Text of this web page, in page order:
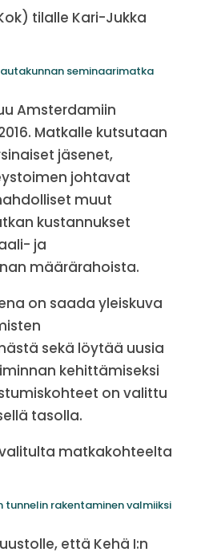
tilalle Kari-Jukka
seminaarimatka
Amsterdamiin
Matkalle kutsutaan
jäsenet,
johtavat
muut
kustannukset
ja
määrärahoista.
on saada yleiskuva
sekä löytää uusia
kehittämiseksi
on valittu
tasolla.
matkakohteelta
tunnelin rakentaminen valmiiksi
että Kehä I:n